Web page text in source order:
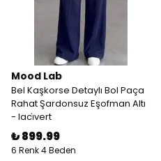
Mood Lab
Bel Kaşkorse Detaylı Bol Paça
Rahat Şardonsuz Eşofman Altı
- laci̇vert
₺ 899.99
6 Renk 4 Beden